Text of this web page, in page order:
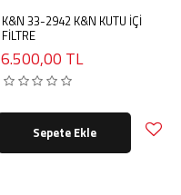
K&N 33-2942 K&N KUTU İÇİ
FİLTRE
6.500,00 TL
Sepete Ekle